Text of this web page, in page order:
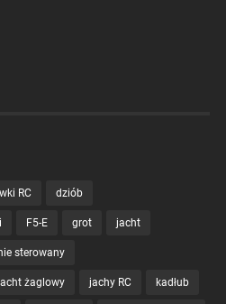
RC dziób
F5-E grot jacht
sterowany
żaglowy jachy RC kadłub